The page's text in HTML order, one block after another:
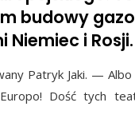
budowy
i Rosji.
Patryk Jaki. —
Dość tych